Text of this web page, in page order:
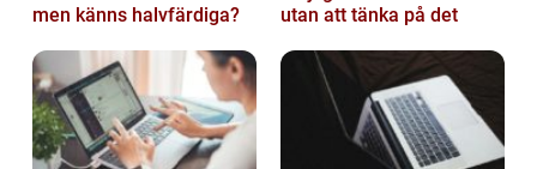
men känns halvfärdiga?
utan att tänka på det